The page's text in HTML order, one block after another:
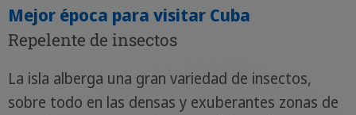
Mejor época para visitar Cuba
Repelente de insectos
La isla alberga una gran variedad de insectos,
sobre todo en las densas y exuberantes zonas de